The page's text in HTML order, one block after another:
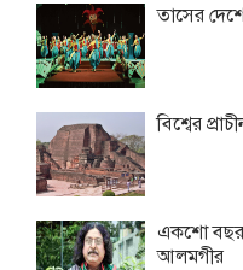
তাসের
বিশ্বের
একশো বছর
আলমগীর